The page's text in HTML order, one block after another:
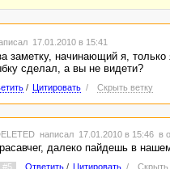
17.01.2010 в 15:41
заметку, начинающий я,
сделал, а вы не видети?
/ Цитировать / Скрыть ветку
написал 17.01.2010 в 15:46 в
далеко пайдешь в
#5 Ответить/ Цитировать / Скрыть